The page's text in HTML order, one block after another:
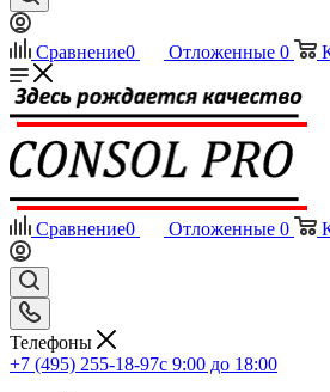
Сравнение0 Отложенные 0
Сравнение0 Отложенные 0
Телефоны
+7 (495) 255-18-97с 9:00 до 18:00